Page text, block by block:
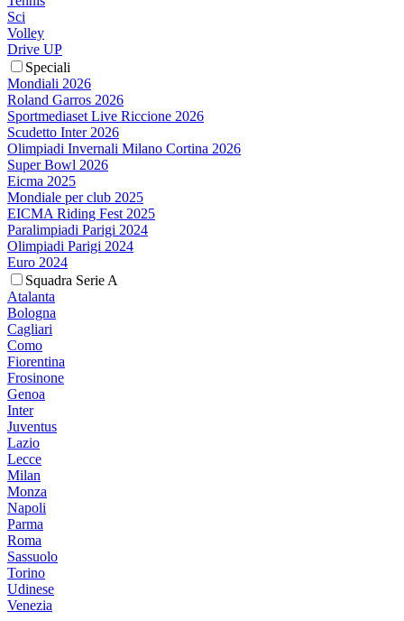
Sci
Volley
Drive UP
Speciali
Mondiali 2026
Roland Garros 2026
Sportmediaset Live Riccione 2026
Scudetto Inter 2026
Olimpiadi Invernali Milano Cortina 2026
Super Bowl 2026
Eicma 2025
Mondiale per club 2025
EICMA Riding Fest 2025
Paralimpiadi Parigi 2024
Olimpiadi Parigi 2024
Euro 2024
Squadra Serie A
Atalanta
Bologna
Cagliari
Como
Fiorentina
Frosinone
Genoa
Inter
Juventus
Lazio
Lecce
Milan
Monza
Napoli
Parma
Roma
Sassuolo
Torino
Udinese
Venezia